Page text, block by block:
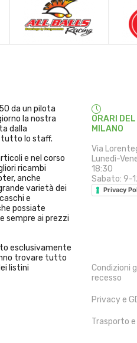
da un pilota
la nostra
dalla
tutto lo staff.
e nel corso
ricambi
anche
varietà dei
e
possiate
sempre ai prezzi
esclusivamente
trovare tutto
listini
ORARI
MILANO
Via
Lunedì-
18:30
Sabato: 9-
Privacy
Condizioni
recesso
Privacy e
Trasporto